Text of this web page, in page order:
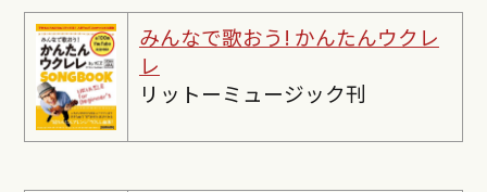
みんなで歌おう! かんたんウクレ
レ
リットーミュージック刊